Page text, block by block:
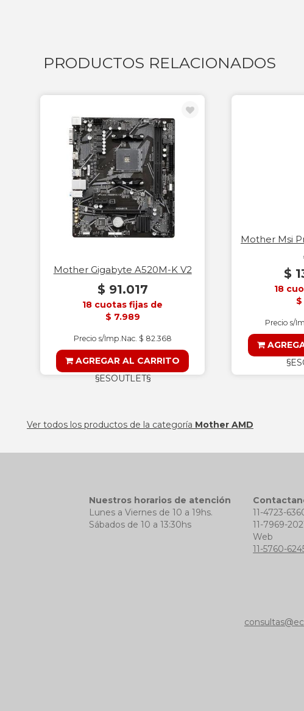
PRODUCTOS RELACIONADOS
Mother Gigabyte A520M-K V2
$ 91.017
18 cuotas fijas de
$ 7.989
Precio s/Imp.Nac. $ 82.368
AGREGAR AL CARRITO
§ESOUTLET§
Mother Msi
$
18
$
Precio s/
Ver todos los productos de la categoría Mother AMD
Nuestros horarios de atención
Lunes a Viernes de 10 a 19hs.
Sábados de 10 a 13:30hs
11-4723-
11-7969-
Web
11-5760-